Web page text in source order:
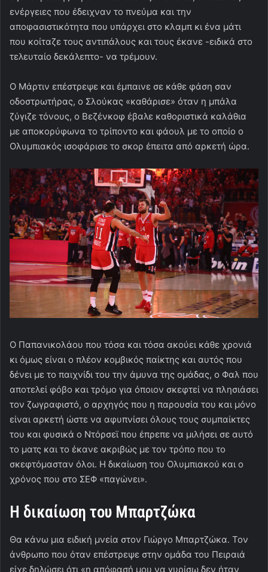
ενέργειες που έδειχναν το πνεύμα και την
αποφασιστικότητα που υπάρχει στο κλαμπ κι ένα μάτι
που κοίταζε τους αντιπάλους και τους έκανε -ειδικά στο
τελευταίο δεκάλεπτο- να τρέμουν.
Ο Μάρτιν επέστρεψε και έμπαινε σε κάθε φάση σαν
οδοστρωτήρας, ο Σλούκας «καθάρισε» όταν η μπάλα
ζύγιζε τόνους, ο Βεζένκοφ έβαλε καθοριστικά καλάθια
με αποκορύφωνα το τρίποντο και φάουλ με το οποίο ο
Ολυμπιακός ισοφάρισε το σκορ έπειτα από αρκετή ώρα.
Ο Παπανικολάου που τόσα και τόσα ακούει κάθε χρονιά
κι όμως είναι ο πλέον κομβικός παίκτης και αυτός που
δένει με το παιχνίδι του την άμυνα της ομάδας, ο Φαλ που
αποτελεί φόβο και τρόμο για όποιον σκεφτεί να πλησιάσει
τον ζωγραφιστό, ο αρχηγός που η παρουσία του και μόνο
είναι αρκετή ώστε να αφυπνίσει όλους τους συμπαίκτες
του και φυσικά ο Ντόρσεϊ που έπρεπε να μιλήσει σε αυτό
το ματς και το έκανε ακριβώς με τον τρόπο που το
σκεφτόμασταν όλοι. Η δικαίωση του Ολυμπιακού και ο
χρόνος που στο ΣΕΦ «παγώνει».
Η δικαίωση του Μπαρτζώκα
Θα κάνω μια ειδική μνεία στον Γιώργο Μπαρτζώκα. Τον
άνθρωπο που όταν επέστρεψε στην ομάδα του Πειραιά
είχε δηλώσει ότι «η απόφασή μου να γυρίσω δεν ήταν